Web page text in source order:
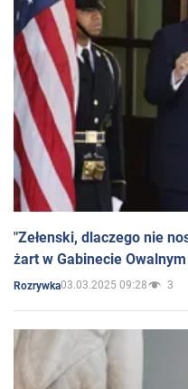
"Zełenski, dlaczego nie
żart w Gabinecie Owalnym
Rozrywka03.03.2025 09:28 3